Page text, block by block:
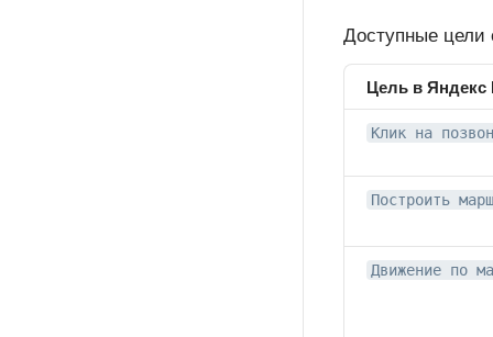
Доступные цели
Цель в Яндекс
Клик на
Построить
Движение по